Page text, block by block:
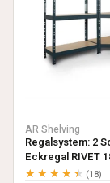
AR Shelving
Regalsystem: 2
Eckregal RIVET
mit 4 HDF-
★★★★★ (18)